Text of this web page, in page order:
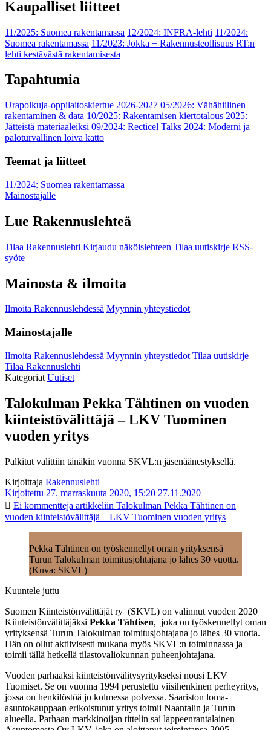
Kaupalliset liitteet
11/2025: Suomea rakentamassa 12/2024: INFRA-lehti 11/2024:
Suomea rakentamassa 11/2023: Jokka − Rakennusteollisuus RT:n
lehti kestävästä rakentamisesta
Tapahtumia
Urapolkuja-oppilaitoskiertue 2026-2027 05/2026: Vähähiilinen
rakentaminen & data 10/2025: Rakentamisen kiertotalous 2025:
Jätteistä materiaaleiksi 09/2024: Recticel Talks 2024: Moderni ja
paloturvallinen loiva katto
Teemat ja liitteet
11/2024: Suomea rakentamassa
Mainostajalle
Lue Rakennuslehteä
Tilaa Rakennuslehti Kirjaudu näköislehteen Tilaa uutiskirje RSS-
syöte
Mainosta & ilmoita
Ilmoita Rakennuslehdessä Myynnin yhteystiedot
Mainostajalle
Ilmoita Rakennuslehdessä Myynnin yhteystiedot Tilaa uutiskirje
Tilaa Rakennuslehti
Kategoriat Uutiset
Talokulman Pekka Tähtinen on vuoden
kiinteistövälittäjä – LKV Tuominen
vuoden yritys
Palkitut valittiin tänäkin vuonna SKVL:n jäsenäänestyksellä.
Kirjoittaja Rakennuslehti
Kirjoitettu 27. marraskuuta 2020, 15:20 27.11.2020
Ei kommentteja artikkeliin Talokulman Pekka Tähtinen on
vuoden kiinteistövälittäjä – LKV Tuominen vuoden yritys
Pekka Tähtinen on työskennellyt oman yrityksensä
Turun Talokulman toimitusjohtajana jo lähes 30 vuotta.
(Kuva: SKVL)
Kuuntele juttu
Suomen Kiinteistönvälittäjät ry (SKVL) on valinnut vuoden 2020
Kiinteistönvälittäjäksi Pekka Tähtisen, joka on työskennellyt oman
yrityksensä Turun Talokulman toimitusjohtajana jo lähes 30 vuotta.
Hän on ollut aktiivisesti mukana myös SKVL:n toiminnassa ja
toimii tällä hetkellä tilastovaliokunnan puheenjohtajana.
Vuoden parhaaksi kiinteistönvälitysyritykseksi nousi LKV
Tuomiset. Se on vuonna 1994 perustettu viisihenkinen perheyritys,
jossa on henkilöstöä jo kolmessa polvessa. Saariston loma-
asuntokauppaan erikoistunut yritys toimii Naantalin ja Turun
alueella. Parhaan markkinoijan tittelin sai lappeenrantalainen